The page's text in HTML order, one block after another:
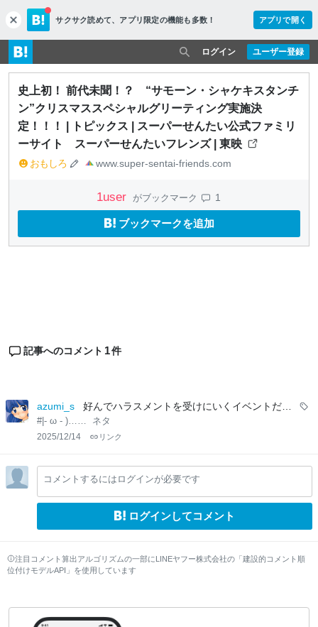
c
l
o
s
e
サクサク読めて、 アプリ限定の機能も多数！ アプリで開く
ユーザー登録
ログイン
史上初！ 前代未聞！？ “サモーン・シャケキスタンチ
ン”クリスマススペシャルグリーティング実施決
定！！！ | トピックス | スーパーせんたい公式ファミリ
ーサイト スーパーせんたいフレンズ | 東映
おもしろ www.super-sentai-friends.com
1user がブックマーク 1
ブックマークを追加
記事へのコメント 1件
azumi_s 好んでハラスメントを受けにいくイベントだ…
#|- ω - )…… ネタ
2025/12/14 リンク
コメントするにはログインが必要です
ログインしてコメント
注目コメント算出アルゴリズムの一部にLINEヤフー株式会社の「建設的コメント順
位付けモデルAPI」を使用しています